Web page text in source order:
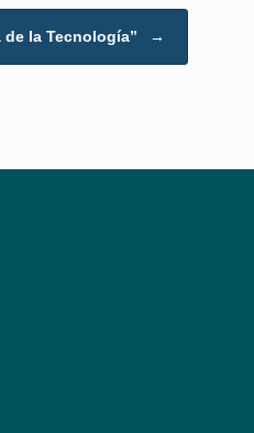
la Tecnología” →